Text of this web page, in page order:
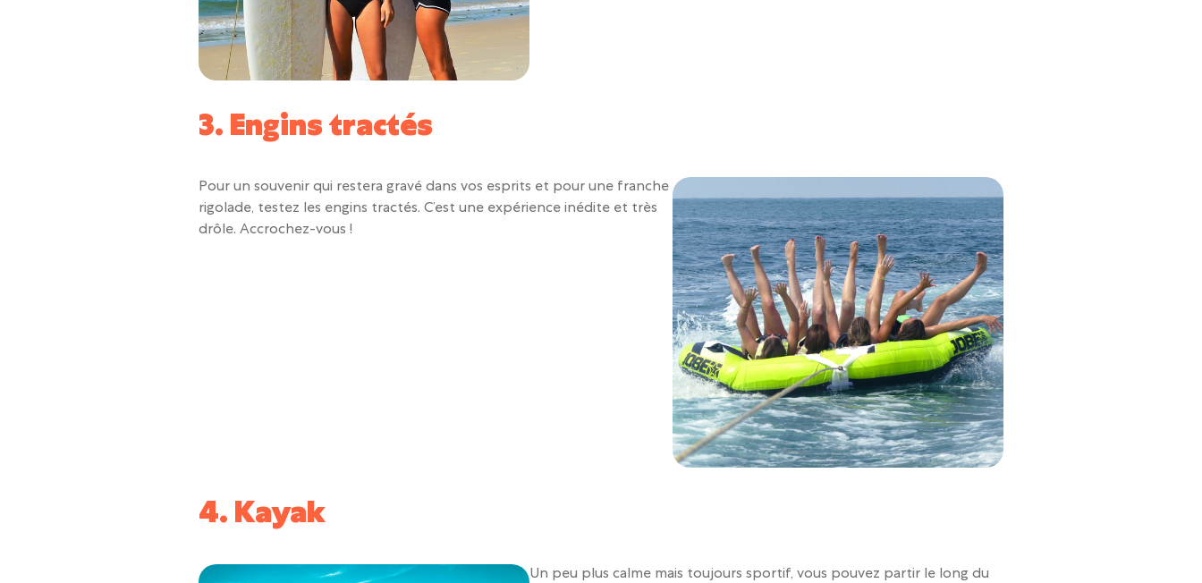
3. Engins tractés
Pour un souvenir qui restera gravé dans vos esprits et pour une franche
rigolade, testez les engins tractés. C’est une expérience inédite et très
drôle. Accrochez-vous !
4. Kayak
Un peu plus calme mais toujours sportif, vous pouvez partir le long du